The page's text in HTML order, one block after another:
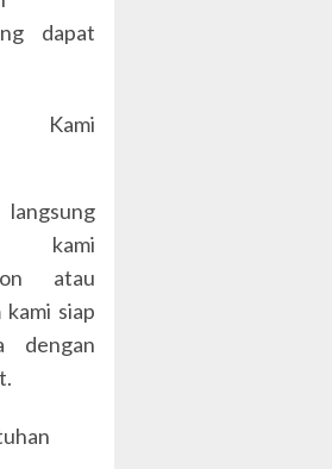
dapat
Kami
kami
atau
siap
dengan